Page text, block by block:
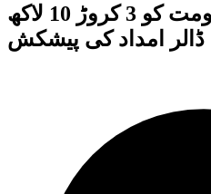
چین کی طالبان حکومت کو 3 کروڑ 10 لاکھ
ڈالر امداد کی پیشکش